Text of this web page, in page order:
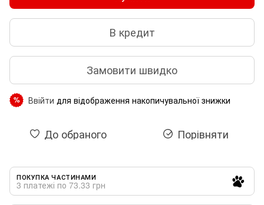
В кредит
Замовити швидко
% Ввійти для відображення накопичувальної знижки
До обраного Порівняти
ПОКУПКА ЧАСТИНАМИ
3 платежі по 73.33 грн